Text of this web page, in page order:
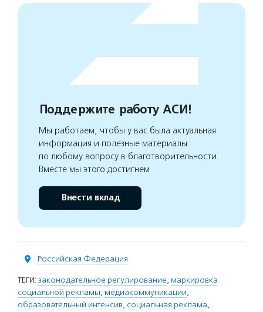
Поддержите работу АСИ!
Мы работаем, чтобы у вас была актуальная
информация и полезные материалы
по любому вопросу в благотворительности.
Вместе мы этого достигнем
Внести вклад
Российская Федерация
ТЕГИ: законодательное регулирование, маркировка
социальной рекламы, медиакоммуникации,
образовательный интенсив, социальная реклама,